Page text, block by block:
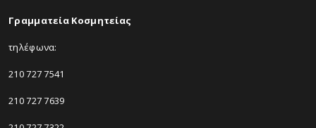
Γραμματεία Κοσμητείας
τηλέφωνα:
210 727 7541
210 727 7639